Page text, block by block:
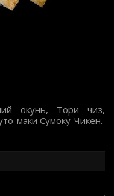
окунь, Тори чиз,
маки Сумоку-Чикен.